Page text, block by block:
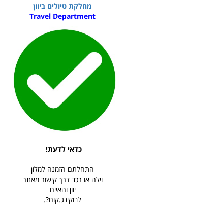
מחלקת טיולים ביוון
Travel Department
כדאי לדעת!
התחלתם הזמנה למלון
וילה או רכב דרך קישור מאתר
יוון והאיים
לבוקינג.קום?.